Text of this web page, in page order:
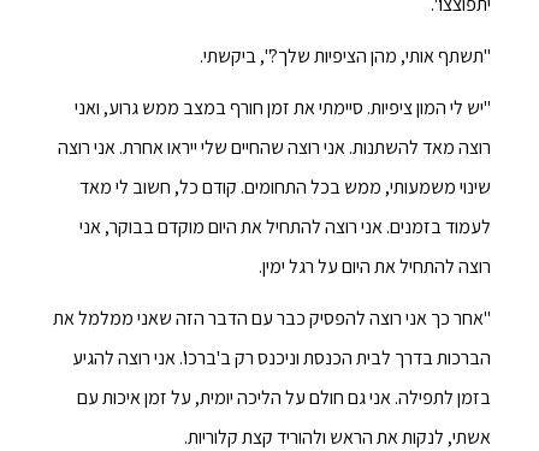
"תשתף אותי, מהן הציפיות שלך?", ביקשתי.
"יש לי המון ציפיות. סיימתי את זמן חורף במצב ממש גרוע, ואני
רוצה מאד להשתנות. אני רוצה שהחיים שלי ייראו אחרת. אני רוצה
שינוי משמעותי, ממש בכל התחומים. קודם כל, חשוב לי מאד
לעמוד בזמנים. אני רוצה להתחיל את היום מוקדם בבוקר, אני
רוצה להתחיל את היום על רגל ימין.
"אחר כך אני רוצה להפסיק כבר עם הדבר הזה שאני ממלמל את
הברכות בדרך לבית הכנסת וניכנס רק ב'ברכו'. אני רוצה להגיע
בזמן לתפילה. אני גם חולם על הליכה יומית, על זמן איכות עם
אשתי, לנקות את הראש ולהוריד קצת קלוריות.